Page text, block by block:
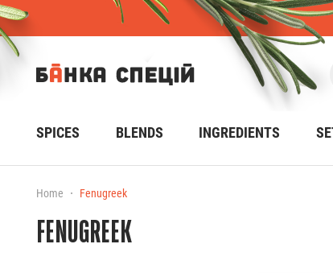
SPICES BLENDS INGREDIENTS
Home Fenugreek
FENUGREEK